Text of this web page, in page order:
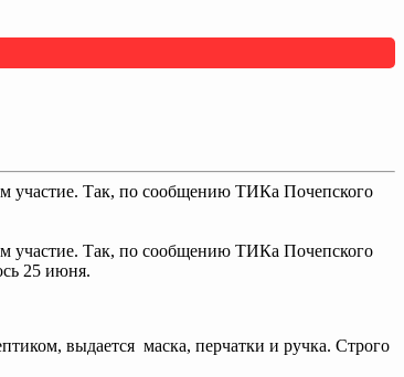
участие. Так, по сообщению ТИКа Почепского
участие. Так, по сообщению ТИКа Почепского
25 июня.
выдается маска, перчатки и ручка. Строго